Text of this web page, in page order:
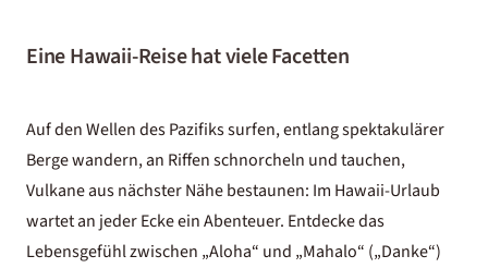
Eine Hawaii-Reise hat viele Facetten
Auf den Wellen des Pazifiks surfen, entlang spektakulärer
Berge wandern, an Riffen schnorcheln und tauchen,
Vulkane aus nächster Nähe bestaunen: Im Hawaii-Urlaub
wartet an jeder Ecke ein Abenteuer. Entdecke das
Lebensgefühl zwischen „Aloha“ und „Mahalo“ („Danke“)